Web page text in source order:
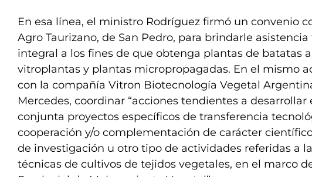
En esa línea, el ministro Rodríguez firmó un convenio
Agro Taurizano, de San Pedro, para brindarle asistencia
integral a los fines de que obtenga plantas de batatas
vitroplantas y plantas micropropagadas. En el mismo
con la compañía Vitron Biotecnología Vegetal
Mercedes, coordinar “acciones tendientes a desarrollar
conjunta proyectos específicos de transferencia
cooperación y/o complementación de carácter
de investigación u otro tipo de actividades referidas a
técnicas de cultivos de tejidos vegetales, en el marco